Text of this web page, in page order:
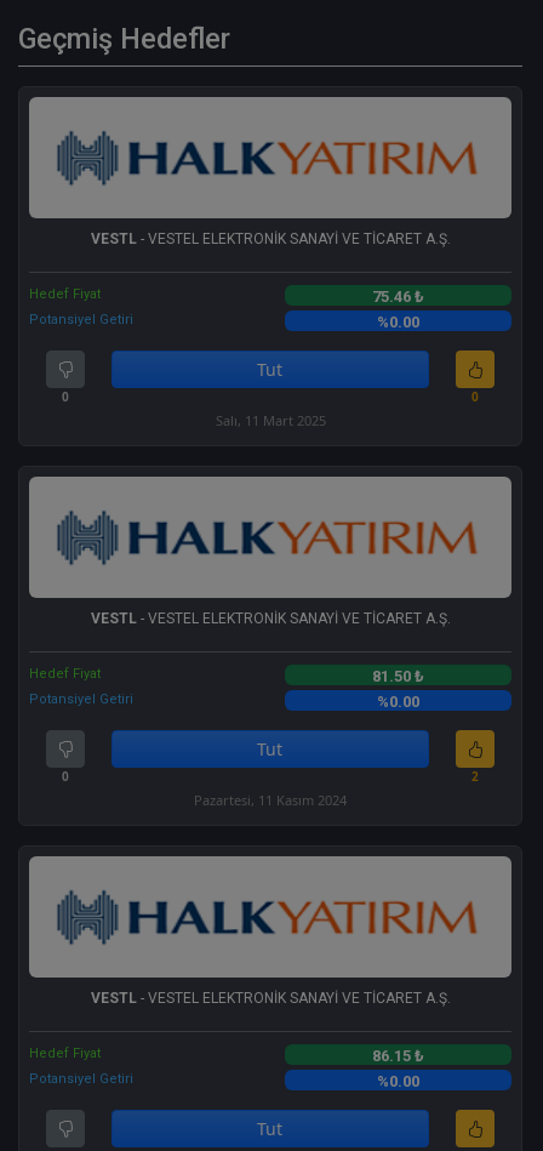
Geçmiş Hedefler
VESTL- VESTEL ELEKTRONİK SANAYİ VE TİCARET A.Ş.
Hedef Fiyat 75.46 ₺
Potansiyel Getiri %0.00
0
Tut
0
Salı, 11 Mart 2025
VESTL- VESTEL ELEKTRONİK SANAYİ VE TİCARET A.Ş.
Hedef Fiyat 81.50 ₺
Potansiyel Getiri %0.00
0
Tut
2
Pazartesi, 11 Kasım 2024
VESTL- VESTEL ELEKTRONİK SANAYİ VE TİCARET A.Ş.
Hedef Fiyat 86.15 ₺
Potansiyel Getiri %0.00
Tut